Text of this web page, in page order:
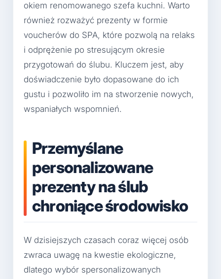
okiem renomowanego szefa kuchni. Warto
również rozważyć prezenty w formie
voucherów do SPA, które pozwolą na relaks
i odprężenie po stresującym okresie
przygotowań do ślubu. Kluczem jest, aby
doświadczenie było dopasowane do ich
gustu i pozwoliło im na stworzenie nowych,
wspaniałych wspomnień.
Przemyślane
personalizowane
prezenty na ślub
chroniące środowisko
W dzisiejszych czasach coraz więcej osób
zwraca uwagę na kwestie ekologiczne,
dlatego wybór spersonalizowanych